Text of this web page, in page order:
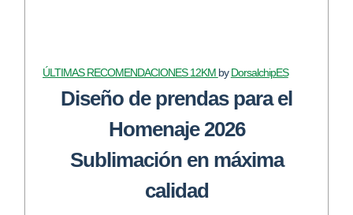
ÚLTIMAS RECOMENDACIONES 12KM byDorsalchipES
Diseño de prendas para el
Homenaje 2026
Sublimación en máxima
calidad